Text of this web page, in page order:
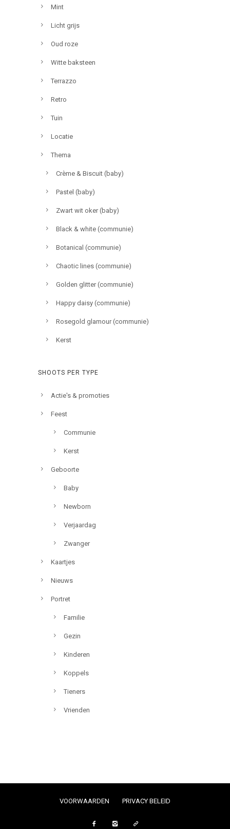
Mint
Licht grijs
Oud roze
Witte baksteen
Terrazzo
Retro
Tuin
Locatie
Thema
Crème & Biscuit (baby)
Pastel (baby)
Zwart wit oker (baby)
Black & white (communie)
Botanical (communie)
Chaotic lines (communie)
Golden glitter (communie)
Happy daisy (communie)
Rosegold glamour (communie)
Kerst
SHOOTS PER TYPE
Actie's & promoties
Feest
Communie
Kerst
Geboorte
Baby
Newborn
Verjaardag
Zwanger
Kaartjes
Nieuws
Portret
Familie
Gezin
Kinderen
Koppels
Tieners
Vrienden
VOORWAARDEN PRIVACY BELEID